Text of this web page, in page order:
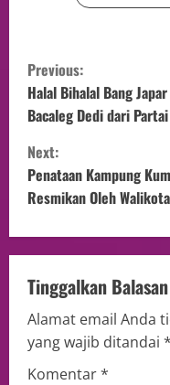
Previous:
Halal Bihalal Bang
Bacaleg Dedi dari
Next:
Penataan Kampung
Resmikan Oleh
Tinggalkan Balasan
Alamat email Anda
yang wajib ditandai *
Komentar*